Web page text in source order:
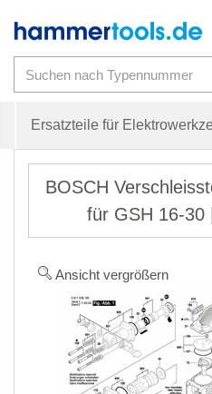
Ersatzteile für
BOSCH
für GSH 16-30
Ansicht vergrößern